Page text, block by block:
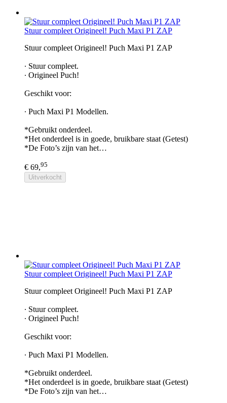
Stuur compleet Origineel! Puch Maxi P1 ZAP
Stuur compleet Origineel! Puch Maxi P1 ZAP
∙ Stuur compleet.
∙ Origineel Puch!
Geschikt voor:
∙ Puch Maxi P1 Modellen.
*Gebruikt onderdeel.
*Het onderdeel is in goede, bruikbare staat (Getest)
*De Foto’s zijn van het…
€ 69,95
Uitverkocht
Stuur compleet Origineel! Puch Maxi P1 ZAP
Stuur compleet Origineel! Puch Maxi P1 ZAP
∙ Stuur compleet.
∙ Origineel Puch!
Geschikt voor:
∙ Puch Maxi P1 Modellen.
*Gebruikt onderdeel.
*Het onderdeel is in goede, bruikbare staat (Getest)
*De Foto’s zijn van het…